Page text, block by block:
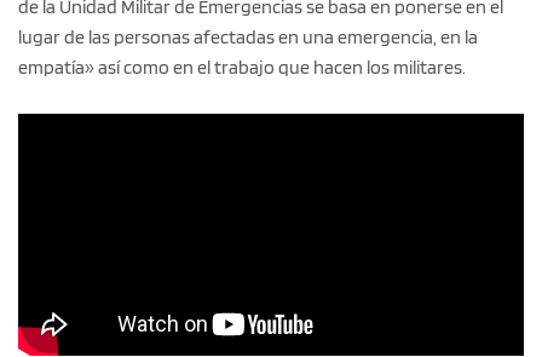
de la Unidad Militar de Emergencias se basa en ponerse en el
lugar de las personas afectadas en una emergencia, en la
empatía» así como en el trabajo que hacen los militares.